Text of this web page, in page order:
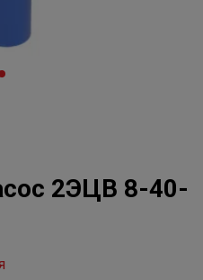
2ЭЦВ 8-40-